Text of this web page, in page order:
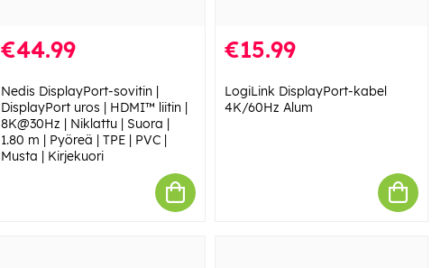
€44.99
Nedis DisplayPort-sovitin |
DisplayPort uros | HDMI™ liitin |
8K@30Hz | Niklattu | Suora |
1.80 m | Pyöreä | TPE | PVC |
Musta | Kirjekuori
€15.99
LogiLink DisplayPort-kabel
4K/60Hz Alum